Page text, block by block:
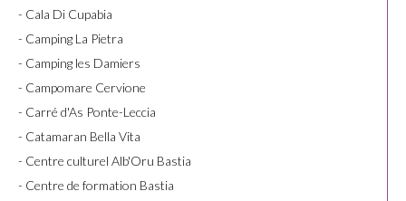
- Cala Di Cupabia
- Camping La Pietra
- Camping les Damiers
- Campomare Cervione
- Carré d'As Ponte-Leccia
- Catamaran Bella Vita
- Centre culturel Alb'Oru Bastia
- Centre de formation Bastia